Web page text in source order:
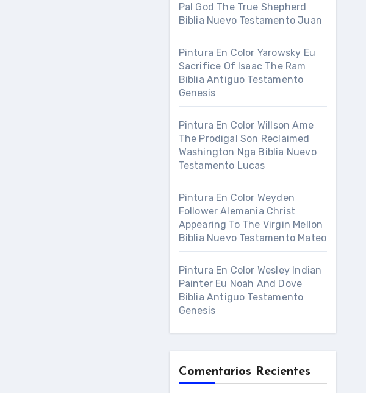
Pal God The True Shepherd
Biblia Nuevo Testamento Juan
Pintura En Color Yarowsky Eu
Sacrifice Of Isaac The Ram
Biblia Antiguo Testamento
Genesis
Pintura En Color Willson Ame
The Prodigal Son Reclaimed
Washington Nga Biblia Nuevo
Testamento Lucas
Pintura En Color Weyden
Follower Alemania Christ
Appearing To The Virgin Mellon
Biblia Nuevo Testamento Mateo
Pintura En Color Wesley Indian
Painter Eu Noah And Dove
Biblia Antiguo Testamento
Genesis
Comentarios Recientes